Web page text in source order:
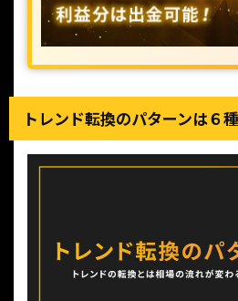
トレンド転換のパターンは６